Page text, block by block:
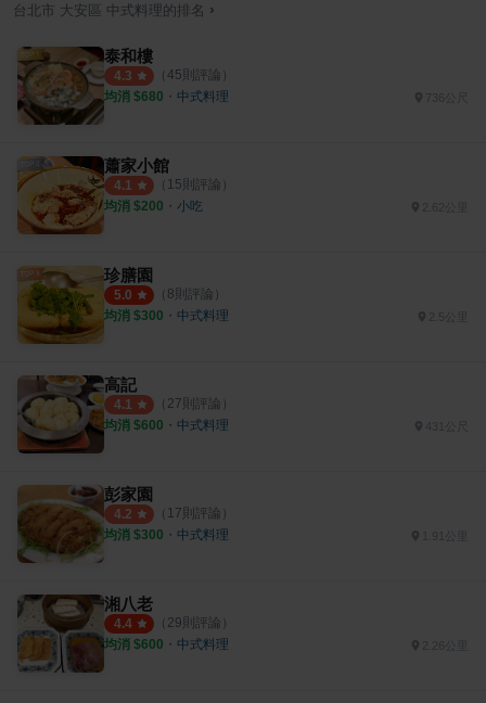
台北市 大安區 中式料理的排名 ›
泰和樓
4.3 （ 45則評論）
均消 $680 ・ 中式料理
蕭家小館
4.1 （ 15則評論）
均消 $200 ・ 小吃
珍膳園
5.0 （ 8則評論）
均消 $300 ・ 中式料理 2.5公里
高記
4.1 （ 27則評論）
均消 $600 ・ 中式料理 431公尺
彭家園
4.2 （ 17則評論）
均消 $300 ・ 中式料理
湘八老
4.4 （ 29則評論）
均消 $600 ・ 中式料理